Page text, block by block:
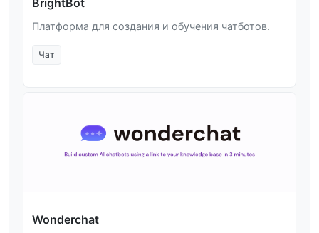
Платформа для создания и обучения чатботов.
Чат
Wonderchat